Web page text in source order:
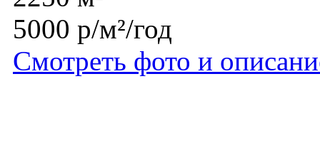
5000 р/м²/год
Смотреть фото и